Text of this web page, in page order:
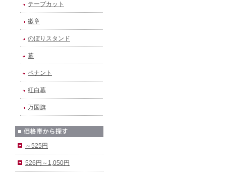
テープカット
徽章
のぼりスタンド
幕
ペナント
紅白幕
万国旗
～525円
526円～1,050円